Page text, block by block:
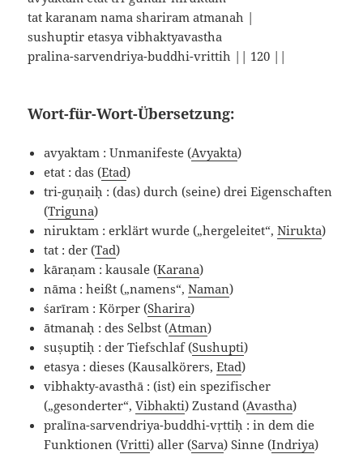
tat karanam nama shariram atmanah |
sushuptir etasya vibhaktyavastha
pralina-sarvendriya-buddhi-vrittih || 120 ||
Wort-für-Wort-Übersetzung:
avyaktam : Unmanifeste (Avyakta)
etat : das (Etad)
tri-guṇaiḥ : (das) durch (seine) drei Eigenschaften
(Triguna)
niruktam : erklärt wurde („hergeleitet“,Nirukta)
tat : der (Tad)
kāraṇam : kausale (Karana)
nāma : heißt („namens“,Naman)
śarīram : Körper (Sharira)
ātmanaḥ : des Selbst (Atman)
suṣuptiḥ : der Tiefschlaf (Sushupti)
etasya : dieses (Kausalkörers,Etad)
vibhakty-avasthā : (ist) ein spezifischer
(„gesonderter“,Vibhakti) Zustand (Avastha)
pralīna-sarvendriya-buddhi-vṛttiḥ : in dem die
Funktionen (Vritti) aller (Sarva) Sinne (Indriya)